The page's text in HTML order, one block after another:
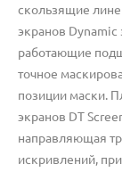
скользящие
экранов
работающие
точное
позиции маски.
экранов DT
направляющая
искривлений,